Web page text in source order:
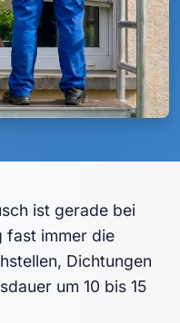
ist gerade bei
fast immer die
Dichtungen
um 10 bis 15